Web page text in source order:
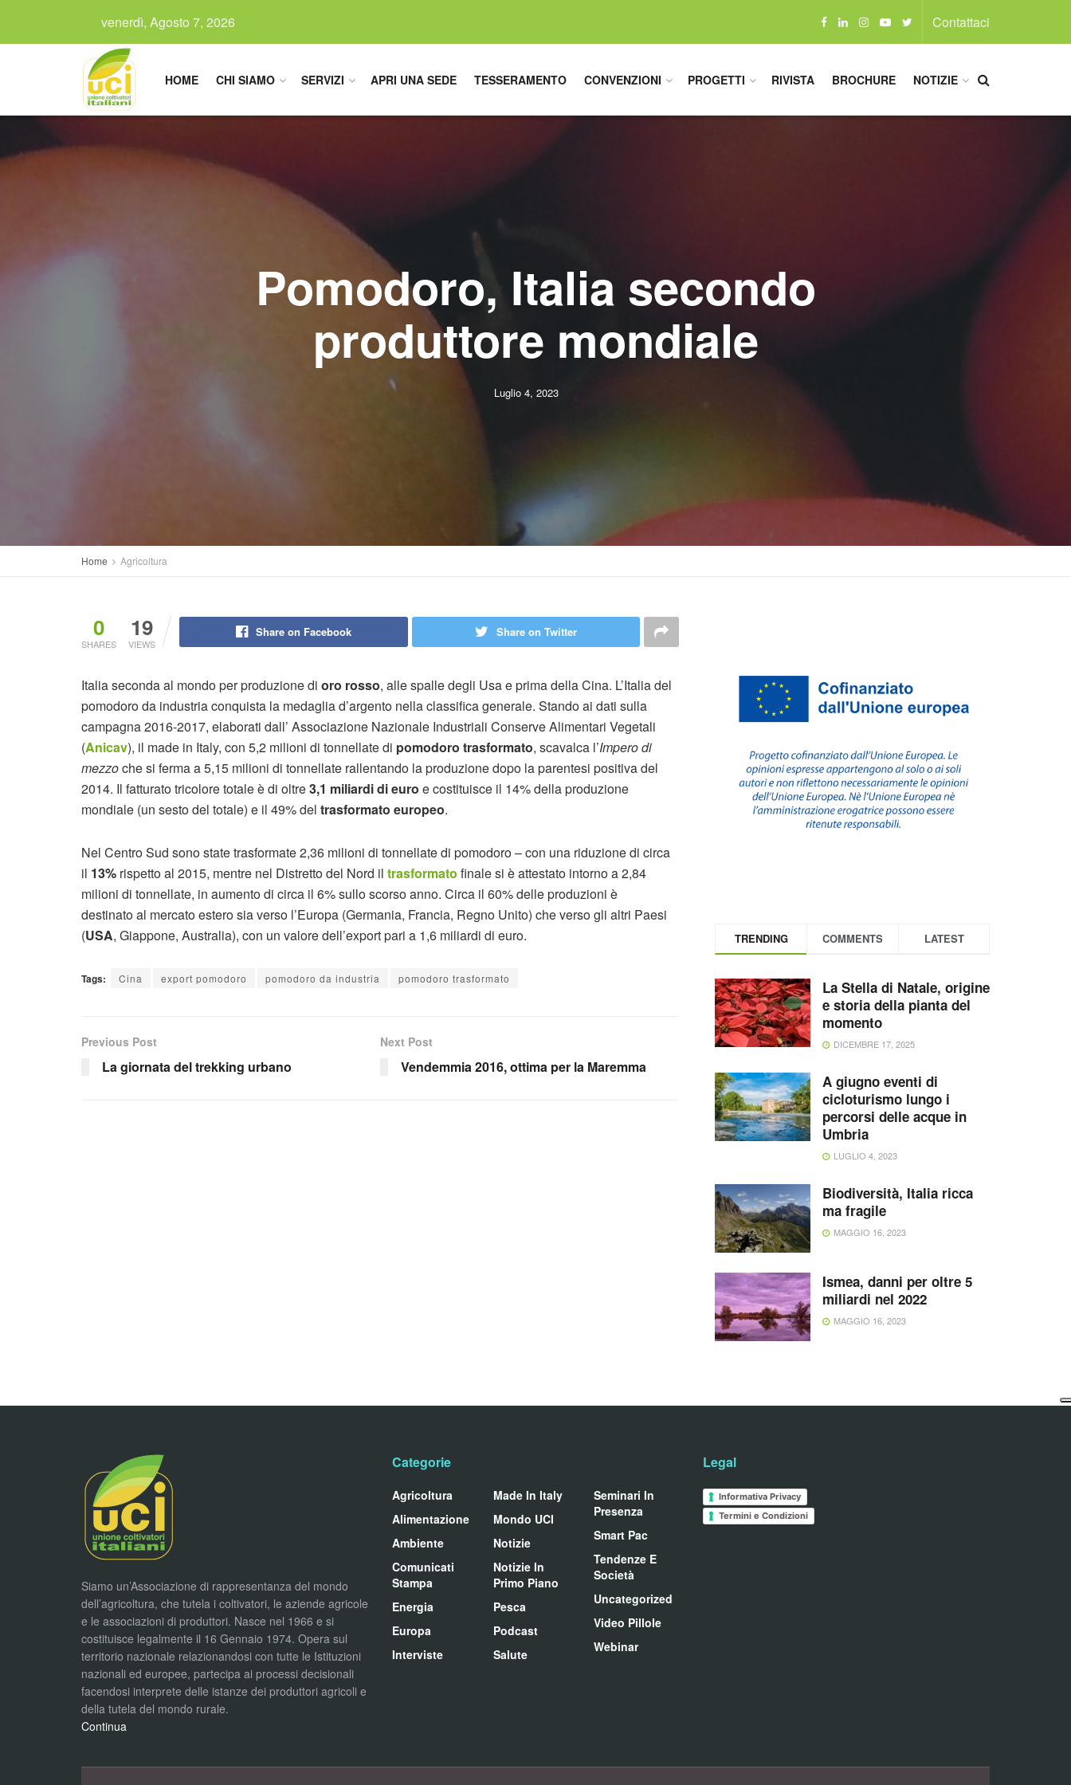
venerdì, Agosto 7, 2026 Contattaci
HOME CHI SIAMO SERVIZI APRI UNA SEDE TESSERAMENTO CONVENZIONI PROGETTI RIVISTA BROCHURE NOTIZIE
Pomodoro, Italia secondo
produttore mondiale
Luglio 4, 2023
Home Agricoltura
0
SHARES
19
VIEWS
Share on Facebook Share on Twitter
Italia seconda al mondo per produzione di oro rosso, alle spalle degli Usa e prima della Cina. L’Italia del
pomodoro da industria conquista la medaglia d’argento nella classifica generale. Stando ai dati sulla
campagna 2016-2017, elaborati dall’ Associazione Nazionale Industriali Conserve Alimentari Vegetali
(Anicav), il made in Italy, con 5,2 milioni di tonnellate di pomodoro trasformato, scavalca l’Impero di
mezzoche si ferma a 5,15 milioni di tonnellate rallentando la produzione dopo la parentesi positiva del
2014. Il fatturato tricolore totale è di oltre3,1 miliardi di euro e costituisce il 14% della produzione
mondiale (un sesto del totale) e il 49% del trasformato europeo.
Nel Centro Sud sono state trasformate 2,36 milioni di tonnellate di pomodoro – con una riduzione di circa
il 13% rispetto al 2015, mentre nel Distretto del Nord il trasformato finale si è attestato intorno a 2,84
milioni di tonnellate, in aumento di circa il 6% sullo scorso anno. Circa il 60% delle produzioni è
destinato al mercato estero sia verso l’Europa (Germania, Francia, Regno Unito) che verso gli altri Paesi
(USA, Giappone, Australia), con un valore dell’export pari a 1,6 miliardi di euro.
Tags: Cina export pomodoro pomodoro da industria pomodoro trasformato
Previous Post
La giornata del trekking urbano
Next Post
Vendemmia 2016, ottima per la Maremma
TRENDING COMMENTS LATEST
La Stella di Natale, origine
e storia della pianta del
momento
DICEMBRE 17, 2025
A giugno eventi di
cicloturismo lungo i
percorsi delle acque in
Umbria
LUGLIO 4, 2023
Biodiversità, Italia ricca
ma fragile
MAGGIO 16, 2023
Ismea, danni per oltre 5
miliardi nel 2022
MAGGIO 16, 2023
Siamo un’Associazione di rappresentanza del mondo
dell’agricoltura, che tutela i coltivatori, le aziende agricole
e le associazioni di produttori. Nasce nel 1966 e si
costituisce legalmente il 16 Gennaio 1974. Opera sul
territorio nazionale relazionandosi con tutte le Istituzioni
nazionali ed europee, partecipa ai processi decisionali
facendosi interprete delle istanze dei produttori agricoli e
della tutela del mondo rurale.
Continua
Categorie
Agricoltura
Alimentazione
Ambiente
Comunicati
Stampa
Energia
Europa
Interviste
Made In Italy
Mondo UCI
Notizie
Notizie In
Primo Piano
Pesca
Podcast
Salute
Seminari In
Presenza
Smart Pac
Tendenze E
Società
Uncategorized
Video Pillole
Webinar
Legal
Informativa Privacy
Termini e Condizioni